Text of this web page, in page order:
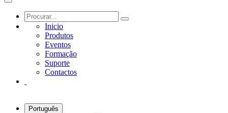
Inicio
Produtos
Eventos
Formação
Suporte
Contactos
Português